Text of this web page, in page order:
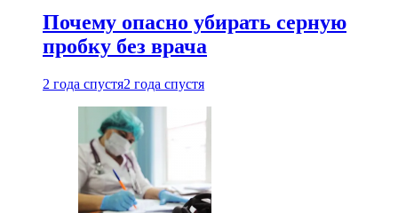
Почему опасно убирать серную
пробку без врача
2 года спустя2 года спустя